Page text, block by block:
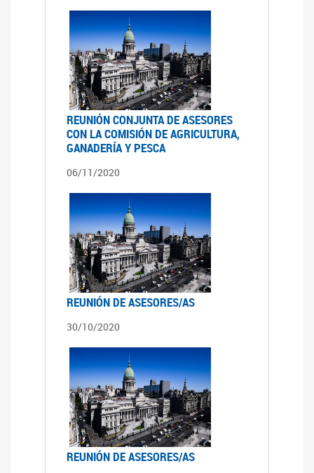
REUNIÓN CONJUNTA DE ASESORES
CON LA COMISIÓN DE AGRICULTURA,
GANADERÍA Y PESCA
06/11/2020
REUNIÓN DE ASESORES/AS
30/10/2020
REUNIÓN DE ASESORES/AS